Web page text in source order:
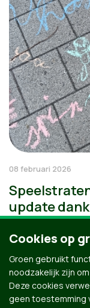
08 februari 2026
update
Cookies op
Groen gebruikt
noodzakelijk zijn
Deze cookies
geen toestemming